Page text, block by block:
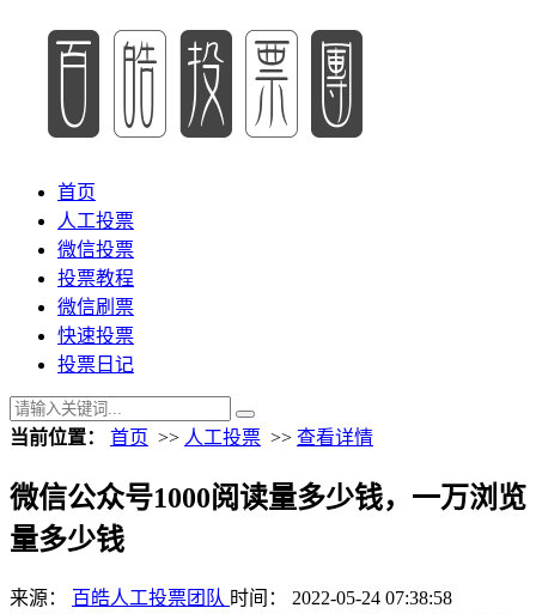
首页
人工投票
微信投票
投票教程
微信刷票
快速投票
投票日记
当前位置： 首页 >> 人工投票 >> 查看详情
微信公众号1000阅读量多少钱，一万浏览
量多少钱
来源： 百皓人工投票团队 时间： 2022-05-24 07:38:58